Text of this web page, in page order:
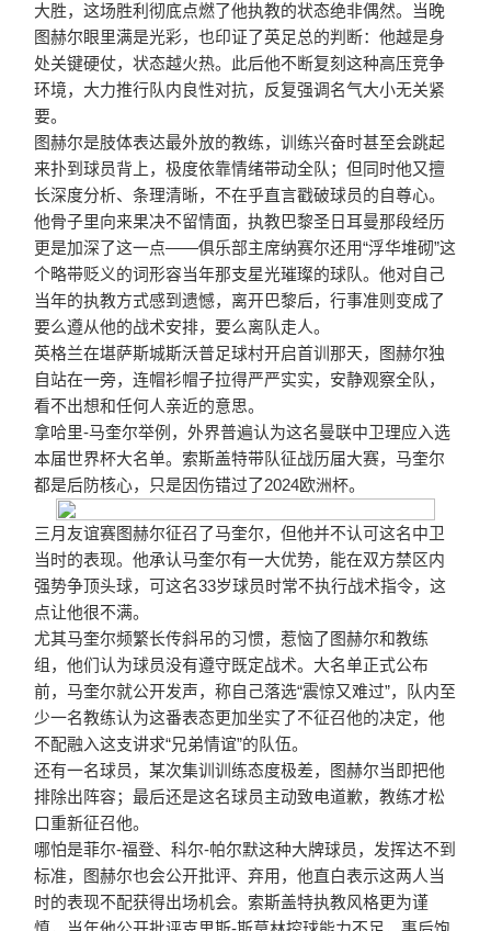
大胜，这场胜利彻底点燃了他执教的状态绝非偶然。当晚
图赫尔眼里满是光彩，也印证了英足总的判断： 他越是身
处关键硬仗，状态越火热。 此后他不断复刻这种高压竞争
环境，大力推行队内良性对抗，反复强调名气大小无关紧
要。
图赫尔是肢体表达最外放的教练，训练兴奋时甚至会跳起
来扑到球员背上，极度依靠情绪带动全队；但同时他又擅
长深度分析、条理清晰，不在乎直言戳破球员的自尊心。
他骨子里向来果决不留情面，执教巴黎圣日耳曼那段经历
更是加深了这一点——俱乐部主席纳赛尔还用“浮华堆砌”这
个略带贬义的词形容当年那支星光璀璨的球队。 他对自己
当年的执教方式感到遗憾，离开巴黎后，行事准则变成了
要么遵从他的战术安排，要么离队走人。
英格兰在堪萨斯城斯沃普足球村开启首训那天，图赫尔独
自站在一旁，连帽衫帽子拉得严严实实，安静观察全队，
看不出想和任何人亲近的意思。
拿哈里-马奎尔举例，外界普遍认为这名曼联中卫理应入选
本届世界杯大名单。索斯盖特带队征战历届大赛，马奎尔
都是后防核心，只是因伤错过了2024欧洲杯。
三月友谊赛图赫尔征召了马奎尔，但他并不认可这名中卫
当时的表现。他承认马奎尔有一大优势，能在双方禁区内
强势争顶头球， 可这名33岁球员时常不执行战术指令，这
点让他很不满。
尤其马奎尔频繁长传斜吊的习惯，惹恼了图赫尔和教练
组，他们认为球员没有遵守既定战术。大名单正式公布
前，马奎尔就公开发声，称自己落选“震惊又难过”，队内至
少一名教练认为这番表态更加坐实了不征召他的决定，他
不配融入这支讲求“兄弟情谊”的队伍。
还有一名球员，某次集训训练态度极差，图赫尔当即把他
排除出阵容；最后还是这名球员主动致电道歉，教练才松
口重新征召他。
哪怕是菲尔-福登、科尔-帕尔默这种大牌球员，发挥达不到
标准，图赫尔也会公开批评、弃用，他直白表示这两人当
时的表现不配获得出场机会。 索斯盖特执教风格更为谨